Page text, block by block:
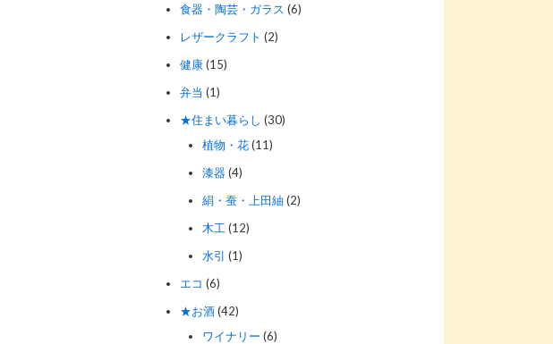
食器・陶芸・ガラス (6)
レザークラフト (2)
健康(15)
弁当 (1)
★住まい暮らし (30)
植物・花(11)
漆器(4)
絹・蚕・上田紬(2)
木工 (12)
水引 (1)
エコ (6)
★お酒(42)
ワイナリー (6)